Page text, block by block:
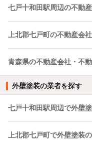
七戸十和田駅周辺の不動
上北郡七戸町の不動産会
青森県の不動産会社・不
外壁塗装の業者を探す
七戸十和田駅周辺で外壁
上北郡七戸町で外壁塗装